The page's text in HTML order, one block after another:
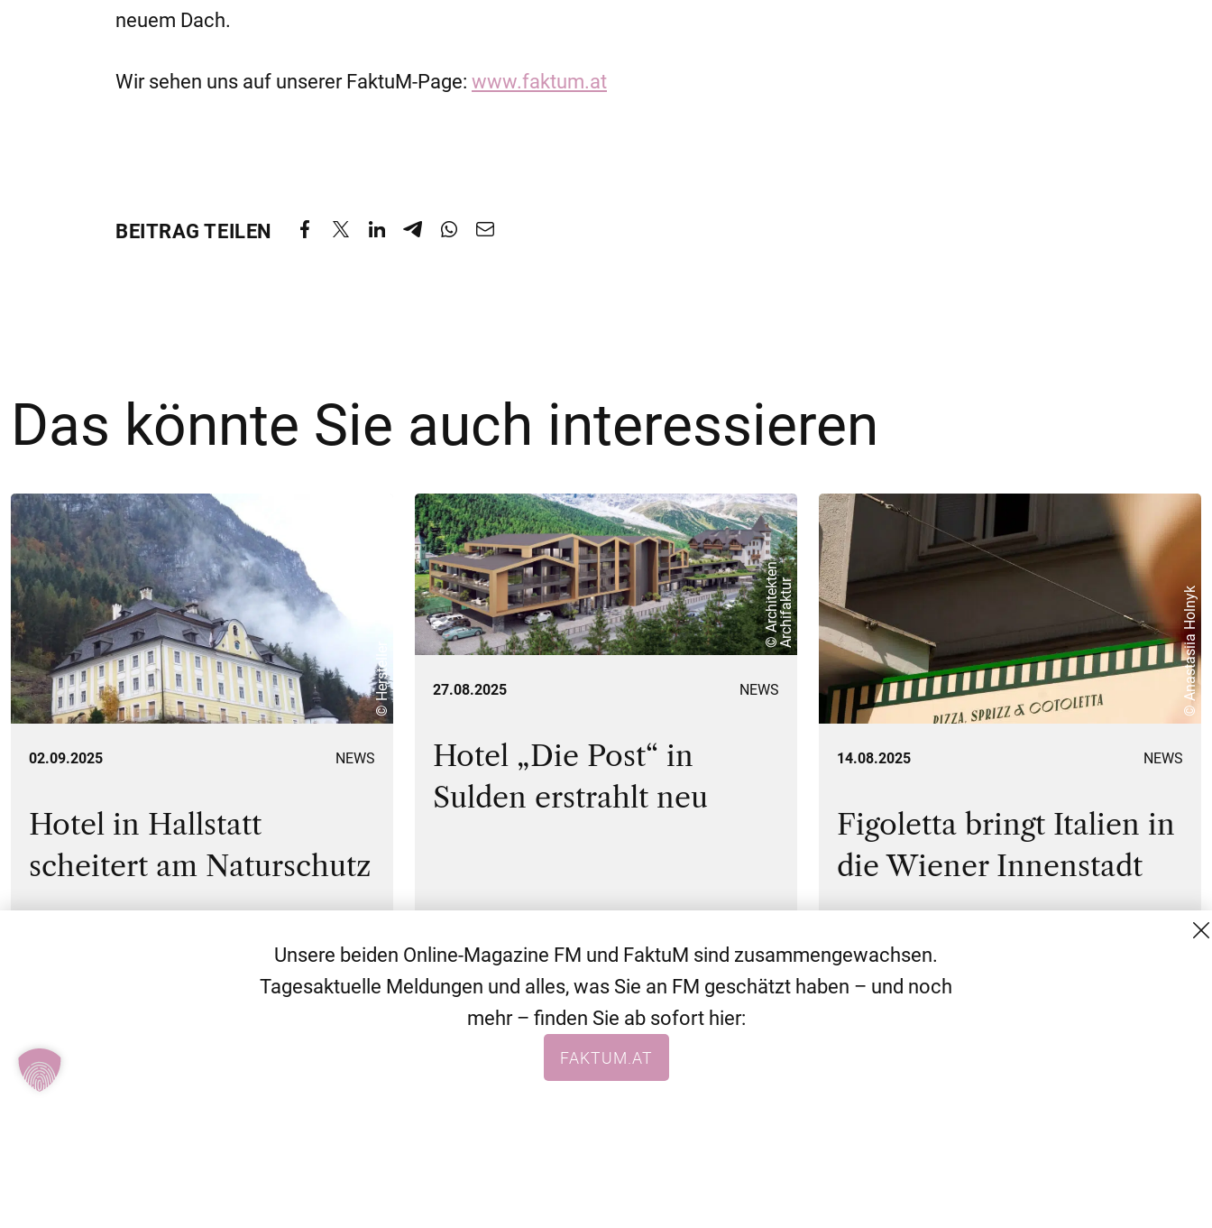
neuem Dach.
Wir sehen uns auf unserer FaktuM-Page: www.faktum.at
BEITRAG TEILEN
Das könnte Sie auch interessieren
© Hersteller
02.09.2025 NEWS
Hotel in Hallstatt
scheitert am Naturschutz
©
A
r
c
h
i
t
e
kt
e
n
A
r
c
h
i
f
a
k
t
ur
27.08.2025 NEWS
Hotel „Die Post“ in
Sulden erstrahlt neu
© Anastasiia Holnyk
14.08.2025 NEWS
Figoletta bringt Italien in
die Wiener Innenstadt
WEITERE THEMEN ALLGEMEIN
Unsere beiden Online-Magazine FM und FaktuM sind zusammengewachsen.
Tagesaktuelle Meldungen und alles, was Sie an FM geschätzt haben – und noch
mehr – finden Sie ab sofort hier:
FAKTUM.AT